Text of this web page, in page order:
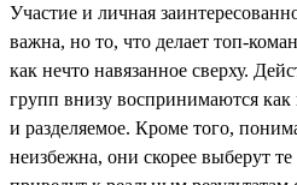
Участие и личная
важна, но то, что делает топ-
как нечто навязанное сверху.
групп внизу воспринимаются как
и разделяемое. Кроме того,
неизбежна, они скорее выберут